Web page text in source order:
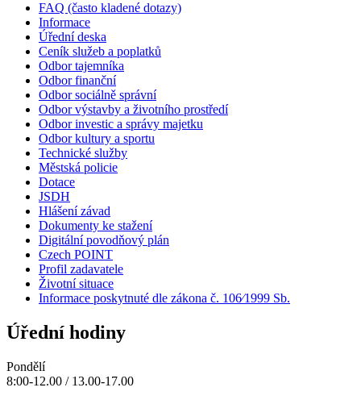
FAQ (často kladené dotazy)
Informace
Úřední deska
Ceník služeb a poplatků
Odbor tajemníka
Odbor finanční
Odbor sociálně správní
Odbor výstavby a životního prostředí
Odbor investic a správy majetku
Odbor kultury a sportu
Technické služby
Městská policie
Dotace
JSDH
Hlášení závad
Dokumenty ke stažení
Digitální povodňový plán
Czech POINT
Profil zadavatele
Životní situace
Informace poskytnuté dle zákona č. 106⁄1999 Sb.
Úřední hodiny
Pondělí
8:00-12.00 / 13.00-17.00